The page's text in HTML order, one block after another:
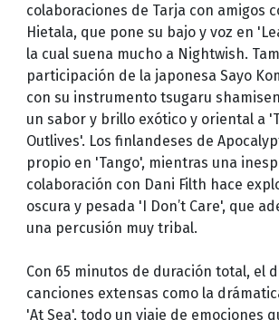
colaboraciones de Tarja con amigos
Hietala, que pone su bajo y voz en
la cual suena mucho a Nightwish.
participación de la japonesa Sayo
con su instrumento tsugaru
un sabor y brillo exótico y oriental a
Outlives'. Los finlandeses de
propio en 'Tango', mientras una
colaboración con Dani Filth hace
oscura y pesada 'I Don’t Care', que
una percusión muy tribal.
Con 65 minutos de duración total, el
canciones extensas como la
'At Sea', todo un viaje de emociones